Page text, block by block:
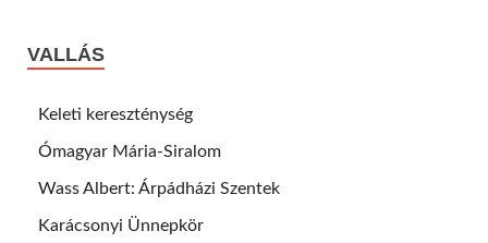
VALLÁS
Keleti kereszténység
Ómagyar Mária-Siralom
Wass Albert: Árpádházi Szentek
Karácsonyi Ünnepkör